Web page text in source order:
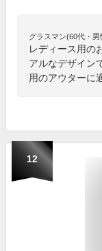
グラスマン(60代・男
レディース用の
アルなデザイン
用のアウターに
12